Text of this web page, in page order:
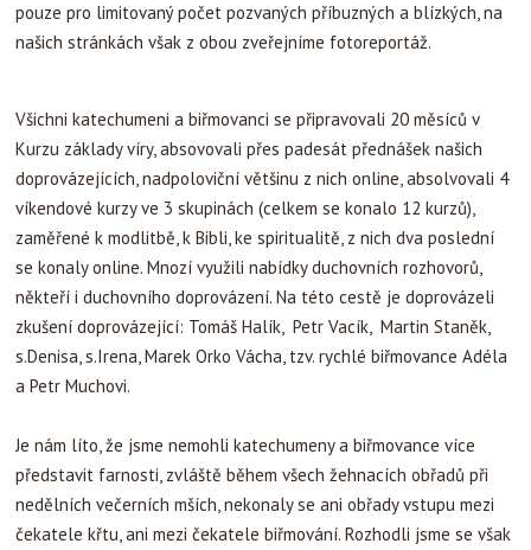
pouze pro limitovaný počet pozvaných příbuzných a blízkých, na
našich stránkách však z obou zveřejníme fotoreportáž.
Všichni katechumeni a biřmovanci se připravovali 20 měsíců v
Kurzu základy víry, absovovali přes padesát přednášek našich
doprovázejících, nadpoloviční většinu z nich online, absolvovali 4
víkendové kurzy ve 3 skupinách (celkem se konalo 12 kurzů),
zaměřené k modlitbě, k Bibli, ke spiritualitě, z nich dva poslední
se konaly online. Mnozí využili nabídky duchovních rozhovorů,
někteří i duchovního doprovázení. Na této cestě je doprovázeli
zkušení doprovázející: Tomáš Halík, Petr Vacík, Martin Staněk,
s.Denisa, s.Irena, Marek Orko Vácha, tzv. rychlé biřmovance Adéla
a Petr Muchovi.
Je nám líto, že jsme nemohli katechumeny a biřmovance více
představit farnosti, zvláště během všech žehnacích obřadů při
nedělních večerních mších, nekonaly se ani obřady vstupu mezi
čekatele křtu, ani mezi čekatele biřmování. Rozhodli jsme se však